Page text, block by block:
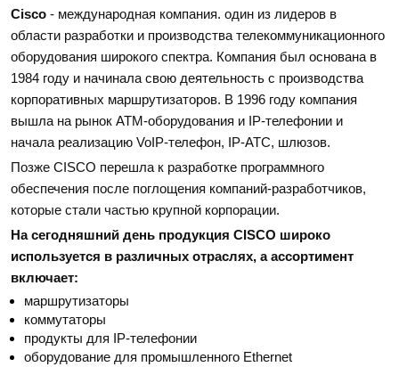
Cisco - международная компания. один из лидеров в
области разработки и производства телекоммуникационного
оборудования широкого спектра. Компания был основана в
1984 году и начинала свою деятельность с производства
корпоративных маршрутизаторов. В 1996 году компания
вышла на рынок АТМ-оборудования и IP-телефонии и
начала реализацию VoIP-телефон, IP-АТС, шлюзов.
Позже CISCO перешла к разработке программного
обеспечения после поглощения компаний-разработчиков,
которые стали частью крупной корпорации.
На сегодняшний день продукция CISCO широко
используется в различных отраслях, а ассортимент
включает:
маршрутизаторы
коммутаторы
продукты для IP-телефонии
оборудование для промышленного Ethernet